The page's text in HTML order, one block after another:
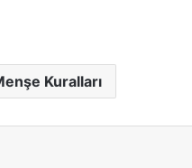
Kuralları